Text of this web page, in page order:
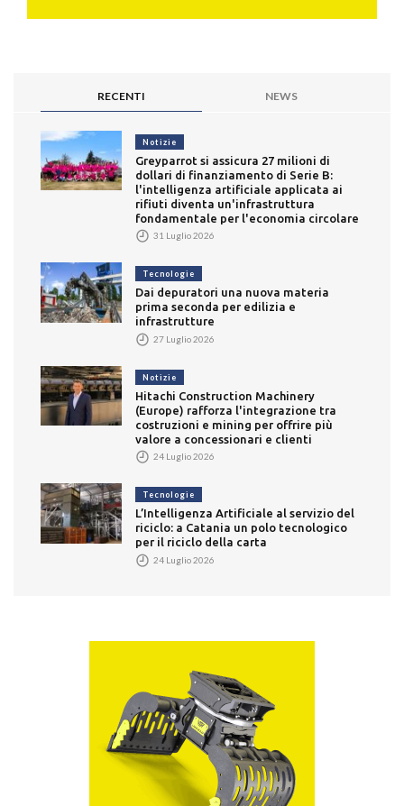
RECENTI NEWS
Notizie
Greyparrot si assicura 27 milioni di
dollari di finanziamento di Serie B:
l'intelligenza artificiale applicata ai
rifiuti diventa un'infrastruttura
fondamentale per l'economia circolare
31 Luglio 2026
Tecnologie
Dai depuratori una nuova materia
prima seconda per edilizia e
infrastrutture
27 Luglio 2026
Notizie
Hitachi Construction Machinery
(Europe) rafforza l'integrazione tra
costruzioni e mining per offrire più
valore a concessionari e clienti
24 Luglio 2026
Tecnologie
L’Intelligenza Artificiale al servizio del
riciclo: a Catania un polo tecnologico
per il riciclo della carta
24 Luglio 2026